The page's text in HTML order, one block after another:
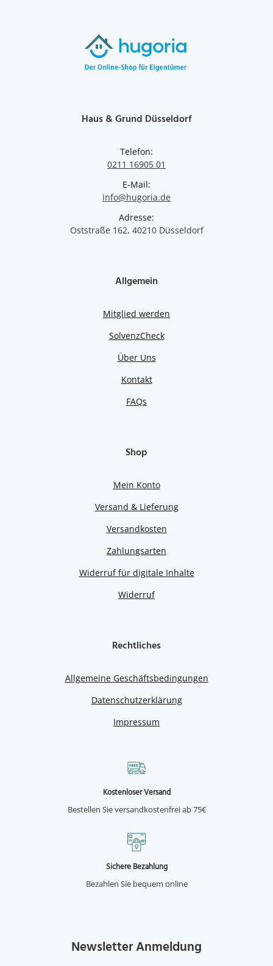
Haus & Grund Düsseldorf
Telefon:
0211 16905 01
E-Mail:
info@hugoria.de
Adresse:
Oststraße 162, 40210 Düsseldorf
Allgemein
Mitglied werden
SolvenzCheck
Über Uns
Kontakt
FAQs
Shop
Mein Konto
Versand & Lieferung
Versandkosten
Zahlungsarten
Widerruf für digitale Inhalte
Widerruf
Rechtliches
Allgemeine Geschäftsbedingungen
Datenschutzerklärung
Impressum
Kostenloser Versand
Bestellen Sie versandkostenfrei ab 75€
Sichere Bezahlung
Bezahlen Sie bequem online
Newsletter Anmeldung